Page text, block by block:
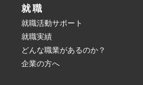
就職
就職活動サポート
就職実績
どんな職業があるのか？
企業の方へ